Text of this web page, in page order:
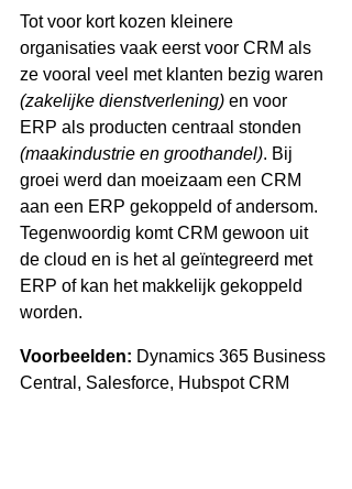
Tot voor kort kozen kleinere
organisaties vaak eerst voor CRM als
ze vooral veel met klanten bezig waren
(zakelijke dienstverlening) en voor
ERP als producten centraal stonden
(maakindustrie en groothandel). Bij
groei werd dan moeizaam een CRM
aan een ERP gekoppeld of andersom.
Tegenwoordig komt CRM gewoon uit
de cloud en is het al geïntegreerd met
ERP of kan het makkelijk gekoppeld
worden.
Voorbeelden: Dynamics 365 Business
Central, Salesforce, Hubspot CRM